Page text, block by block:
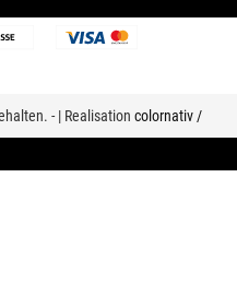
- | Realisation colornativ /